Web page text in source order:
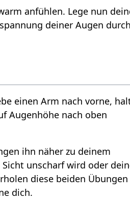
anfühlen. Lege nun
deiner Augen
einen Arm nach vorne,
Augenhöhe nach oben
ihn näher zu deinem
unscharf wird oder
diese beiden Übungen
dich.